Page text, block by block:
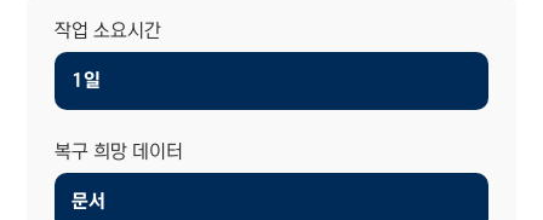
작업 소요시간
1일
복구 희망 데이터
문서